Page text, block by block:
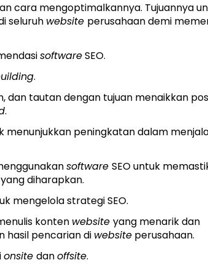
cara mengoptimalkannya. Tujuannya
seluruh website perusahaan demi
softwareSEO.
.
dan tautan dengan tujuan menaikkan
.
menunjukkan peningkatan dalam
software SEO untuk
diharapkan.
mengelola strategi SEO.
konten website yang menarik dan
hasil pencarian di website perusahaan.
onsite danoffsite.